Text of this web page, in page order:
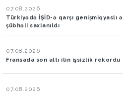
07.08.2026
Türkiyədə İŞİD-ə qarşı genişmiqyaslı
şübhəli saxlanıldı
07.08.2026
Fransada son altı ilin işsizlik rekordu
07.08.2026